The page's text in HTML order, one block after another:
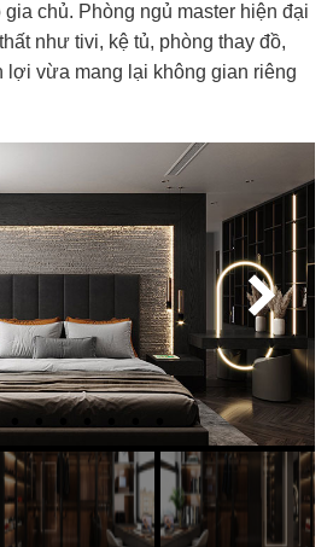
chủ. Phòng ngủ master hiện đại
như tivi, kệ tủ, phòng thay đồ,
vừa mang lại không gian riêng